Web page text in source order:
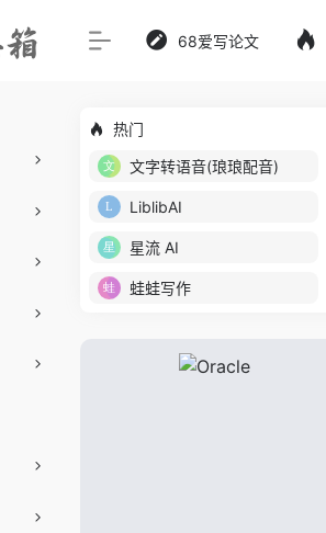
68爱写论文
热门
文字转语音(琅琅配音)
LiblibAI
星流 AI
蛙蛙写作